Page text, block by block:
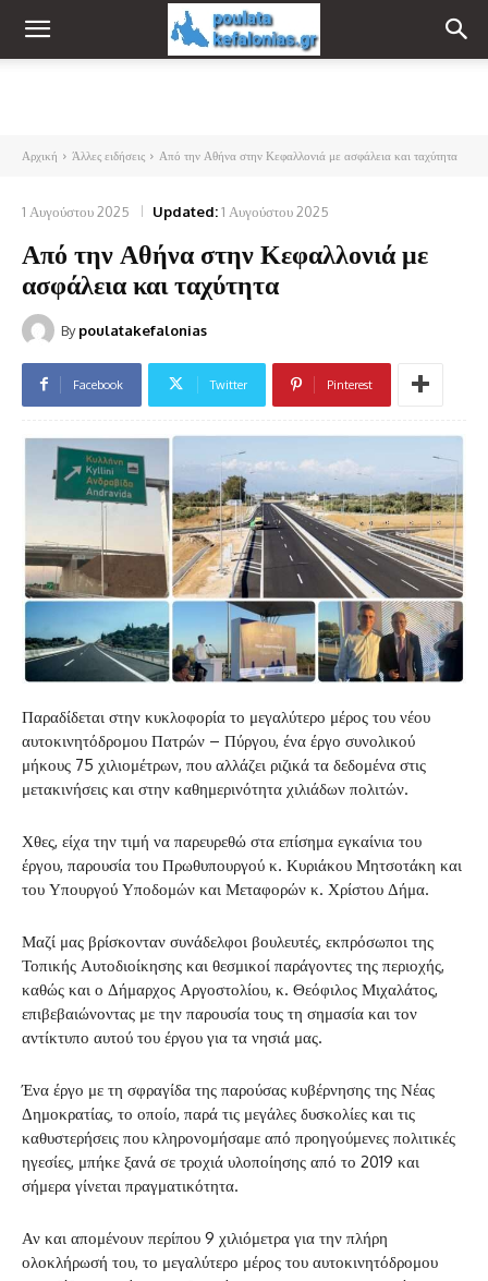
Αρχική Άλλες ειδήσεις Από την Αθήνα στην Κεφαλλονιά με ασφάλεια και ταχύτητα
1 Αυγούστου 2025 Updated:1 Αυγούστου 2025
Από την Αθήνα στην Κεφαλλονιά με
ασφάλεια και ταχύτητα
By poulatakefalonias
Facebook Twitter Pinterest
Παραδίδεται στην κυκλοφορία το μεγαλύτερο μέρος του νέου
αυτοκινητόδρομου Πατρών – Πύργου, ένα έργο συνολικού
μήκους 75 χιλιομέτρων, που αλλάζει ριζικά τα δεδομένα στις
μετακινήσεις και στην καθημερινότητα χιλιάδων πολιτών.
Χθες, είχα την τιμή να παρευρεθώ στα επίσημα εγκαίνια του
έργου, παρουσία του Πρωθυπουργού κ. Κυριάκου Μητσοτάκη και
του Υπουργού Υποδομών και Μεταφορών κ. Χρίστου Δήμα.
Μαζί μας βρίσκονταν συνάδελφοι βουλευτές, εκπρόσωποι της
Τοπικής Αυτοδιοίκησης και θεσμικοί παράγοντες της περιοχής,
καθώς και ο Δήμαρχος Αργοστολίου, κ. Θεόφιλος Μιχαλάτος,
επιβεβαιώνοντας με την παρουσία τους τη σημασία και τον
αντίκτυπο αυτού του έργου για τα νησιά μας.
Ένα έργο με τη σφραγίδα της παρούσας κυβέρνησης της Νέας
Δημοκρατίας, το οποίο, παρά τις μεγάλες δυσκολίες και τις
καθυστερήσεις που κληρονομήσαμε από προηγούμενες πολιτικές
ηγεσίες, μπήκε ξανά σε τροχιά υλοποίησης από το 2019 και
σήμερα γίνεται πραγματικότητα.
Αν και απομένουν περίπου 9 χιλιόμετρα για την πλήρη
ολοκλήρωσή του, το μεγαλύτερο μέρος του αυτοκινητόδρομου